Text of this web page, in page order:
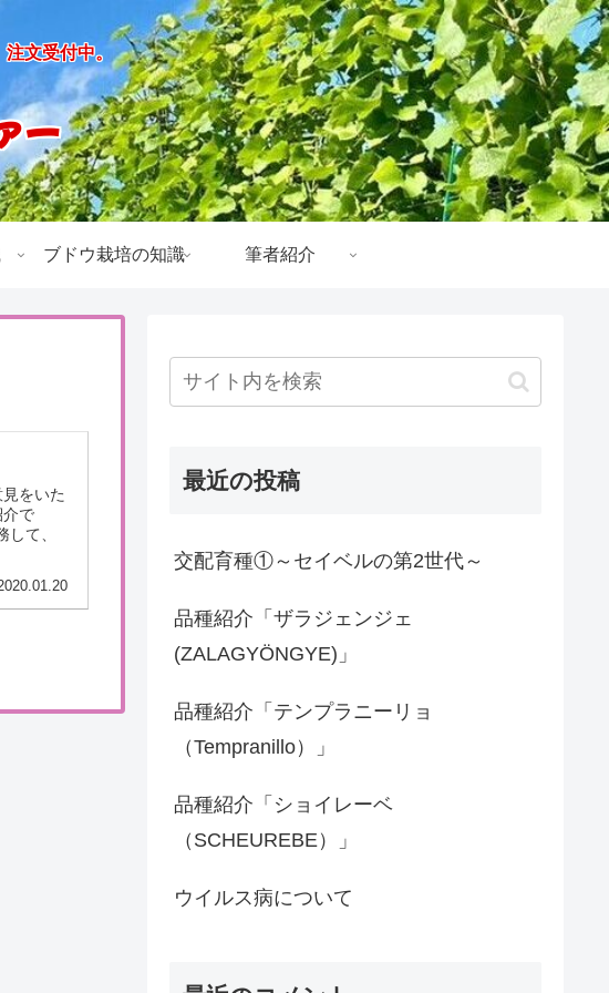
注文受付中。
ー
ブドウ栽培の知識 筆者紹介
をいた
介で
て、
最近の投稿
交配育種①～セイベルの第2世代～
品種紹介「ザラジェンジェ
(ZALAGYÖNGYE)」
品種紹介「テンプラニーリョ
（Tempranillo）」
品種紹介「ショイレーベ
（SCHEUREBE）」
ウイルス病について